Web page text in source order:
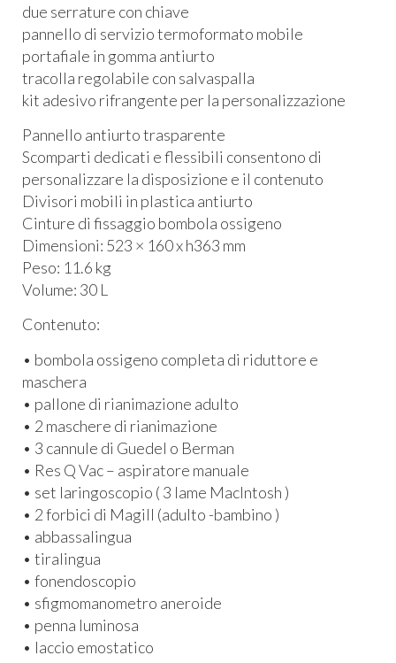
due serrature con chiave
pannello di servizio termoformato mobile
portafiale in gomma antiurto
tracolla regolabile con salvaspalla
kit adesivo rifrangente per la personalizzazione
Pannello antiurto trasparente
Scomparti dedicati e flessibili consentono di
personalizzare la disposizione e il contenuto
Divisori mobili in plastica antiurto
Cinture di fissaggio bombola ossigeno
Dimensioni: 523 × 160 x h363 mm
Peso: 11.6 kg
Volume: 30 L
Contenuto:
• bombola ossigeno completa di riduttore e
maschera
• pallone di rianimazione adulto
• 2 maschere di rianimazione
• 3 cannule di Guedel o Berman
• Res Q Vac – aspiratore manuale
• set laringoscopio ( 3 lame MacIntosh )
• 2 forbici di Magill (adulto -bambino )
• abbassalingua
• tiralingua
• fonendoscopio
• sfigmomanometro aneroide
• penna luminosa
• laccio emostatico